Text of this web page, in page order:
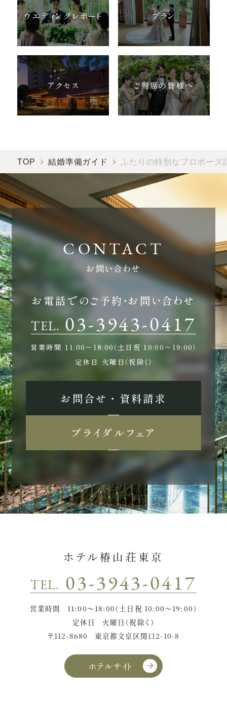
ウエディングレポート プラン
アクセス ご列席の皆様へ
TOP 結婚準備ガイド ふたりの特別なプロポーズ
お問い合わせ
お電話でのご予約・お問い合わせ
TEL. 03-3943-0417
営業時間 11:00〜18:00（土日祝 10:00〜19:00）
定休日 火曜日（祝除く）
お問合せ ・ 資料請求
ブライダルフェア
ホテル椿山荘東京
TEL. 03-3943-0417
営業時間
11:00〜18:00（土日祝 10:00〜19:00）
定休日
火曜日（祝除く）
〒112-8680
東京都文京区関口2-10-8
ホテルサイト